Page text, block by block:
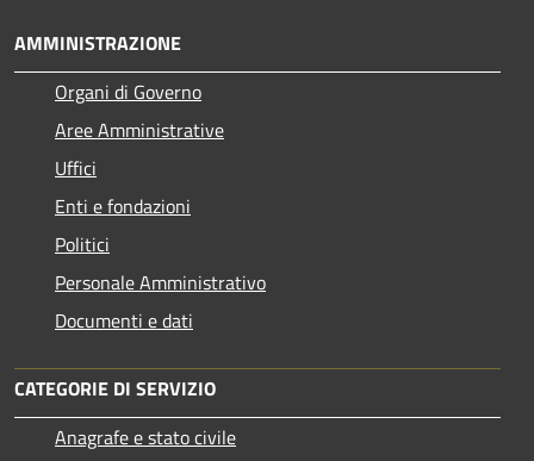
AMMINISTRAZIONE
Organi di Governo
Aree Amministrative
Uffici
Enti e fondazioni
Politici
Personale Amministrativo
Documenti e dati
CATEGORIE DI SERVIZIO
Anagrafe e stato civile